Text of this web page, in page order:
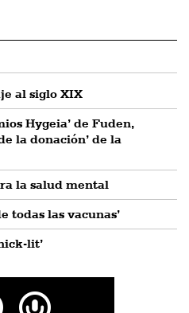
al siglo XIX
Hygeia’ de Fuden,
la donación’ de la
la salud mental
todas las vacunas’
lit’